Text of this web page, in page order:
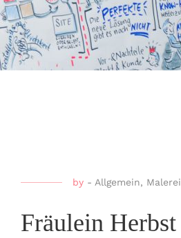
by - Allgemein, Malerei
Fräulein Herbst